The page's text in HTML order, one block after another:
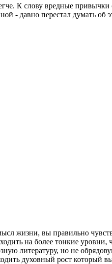
К слову вредные привычки
- давно перестал думать
жизни, вы правильно
на более тонкие
литературу, но не
духовный рост который